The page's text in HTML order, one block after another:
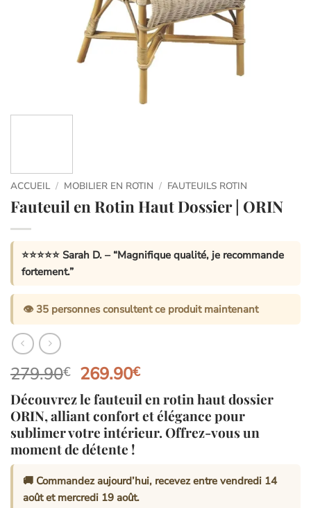
ACCUEIL / MOBILIER EN ROTIN / FAUTEUILS ROTIN
Fauteuil en Rotin Haut Dossier | ORIN
⭐⭐⭐⭐⭐ Sarah D. – “Magnifique qualité, je recommande
fortement.”
👁️35 personnes consultent ce produit maintenant
279.90€ Le
prix
initial
était :
279.90€.
269.90€Le
prix
actuel
est :
269.90€.
Découvrez le fauteuil en rotin haut dossier
ORIN, alliant confort et élégance pour
sublimer votre intérieur. Offrez-vous un
moment de détente !
🚚 Commandez aujourd’hui, recevez entre vendredi 14
aoûtet mercredi 19 août.